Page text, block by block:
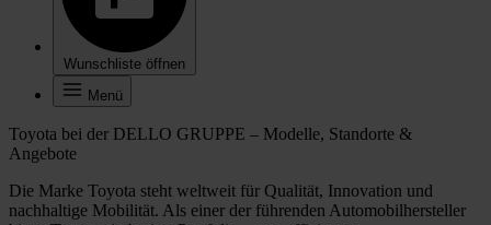
Wunschliste öffnen
Menü
Toyota bei der DELLO GRUPPE – Modelle, Standorte &
Angebote
Die Marke Toyota steht weltweit für Qualität, Innovation und
nachhaltige Mobilität. Als einer der führenden Automobilhersteller